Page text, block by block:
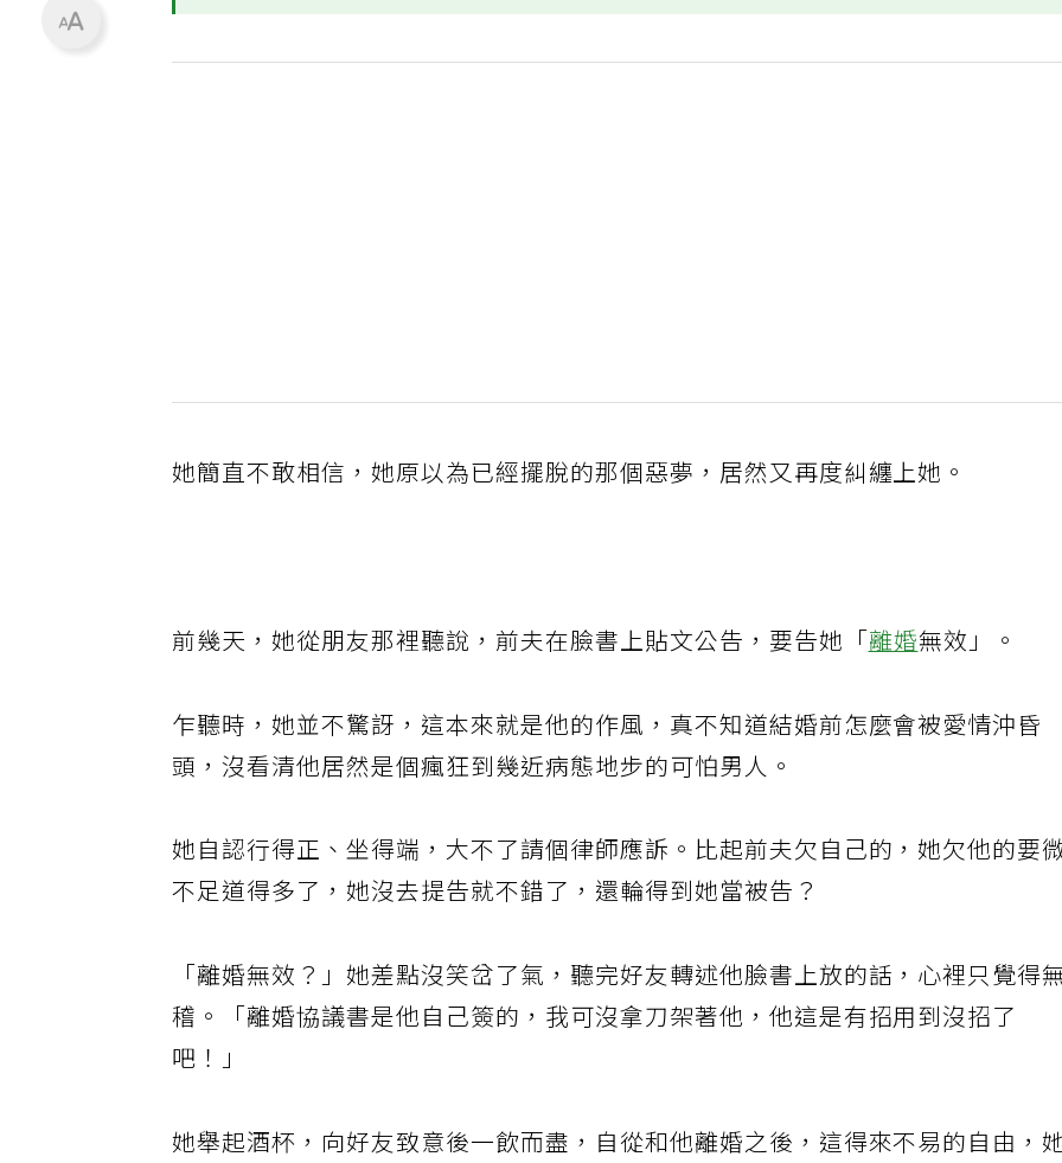
她簡直不敢相信，她原以為已經擺脫的那個惡夢，居然又再度糾纏上她。
前幾天，她從朋友那裡聽說，前夫在臉書上貼文公告，要告她「離婚無效」。
乍聽時，她並不驚訝，這本來就是他的作風，真不知道結婚前怎麼會被愛情沖昏
頭，沒看清他居然是個瘋狂到幾近病態地步的可怕男人。
她自認行得正、坐得端，大不了請個律師應訴。比起前夫欠自己的，她欠他的要
不足道得多了，她沒去提告就不錯了，還輪得到她當被告？
「離婚無效？」她差點沒笑岔了氣，聽完好友轉述他臉書上放的話，心裡只覺得
稽。「離婚協議書是他自己簽的，我可沒拿刀架著他，他這是有招用到沒招了
吧！」